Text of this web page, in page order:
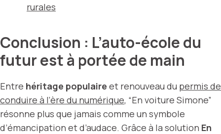
rurales
Conclusion : L’auto-école du
futur est à portée de main
Entre héritage populaire et renouveau du permis de
conduire à l’ère du numérique, “En voiture Simone”
résonne plus que jamais comme un symbole
d’émancipation et d’audace. Grâce à la solution En